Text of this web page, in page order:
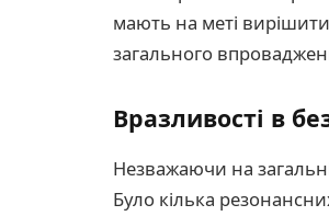
мають на меті
загального
Вразливості в
Незважаючи на
Було кілька